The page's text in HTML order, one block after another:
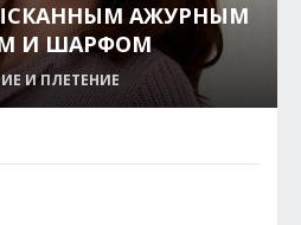
AЖУРНЫМ
И ШAРФОМ
И ПЛЕТЕНИЕ